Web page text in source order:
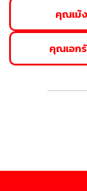
คุณเม้ง
คุณเอก